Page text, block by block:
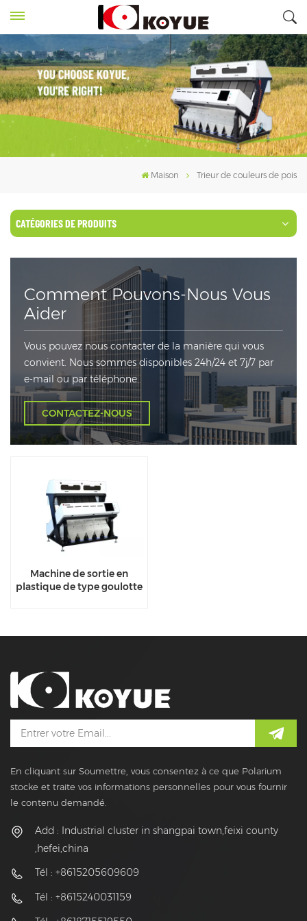
Maison Trieur de couleurs de pois
CATÉGORIES DE PRODUITS
Comment Pouvons-Nous Vous
Aider
Vous pouvez nous contacter de la manière qui vous
convient. Nous sommes disponibles 24h/24 et 7j/7 par
e-mail ou par téléphone.
CONTACTEZ-NOUS
Machine de sortie en
plastique de type goulotte
En cliquant sur Soumettre, vous consentez à ce que Polarium
stocke et traite vos informations personnelles pour vous fournir
le contenu demandé.
Add : Industrial cluster in shangpai town,feixi county
,hefei,china
Tél : +8615205609609
Tél : +8615240031159